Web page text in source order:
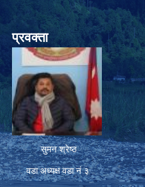
प्रवक्ता
सुमन श्रेष्ठ
वडा अध्यक्ष वडा नं ३